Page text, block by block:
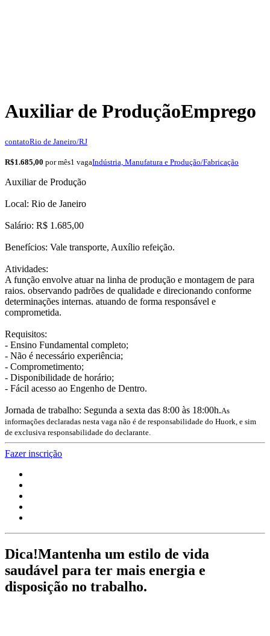
Auxiliar de ProduçãoEmprego
contatoRio de Janeiro/RJ
R$1.685,00 por mês1 vagaIndústria, Manufatura e Produção/Fabricação
Auxiliar de Produção
Local: Rio de Janeiro
Salário: R$ 1.685,00
Benefícios: Vale transporte, Auxílio refeição.
Atividades:
A função envolve atuar na linha de produção e montagem de para
raios. observando padrões de qualidade e direcionando conforme
determinações internas. atuando de forma responsável e
comprometida.
Requisitos:
- Ensino Fundamental completo;
- Não é necessário experiência;
- Comprometimento;
- Disponibilidade de horário;
- Fácil acesso ao Engenho de Dentro.
Jornada de trabalho: Segunda a sexta das 8:00 às 18:00h.As
informações declaradas nesta vaga não é de responsabilidade do Huork, e sim
de exclusiva responsabilidade do declarante.
Fazer inscrição
Dica!Mantenha um estilo de vida
saudável para ter mais energia e
disposição no trabalho.